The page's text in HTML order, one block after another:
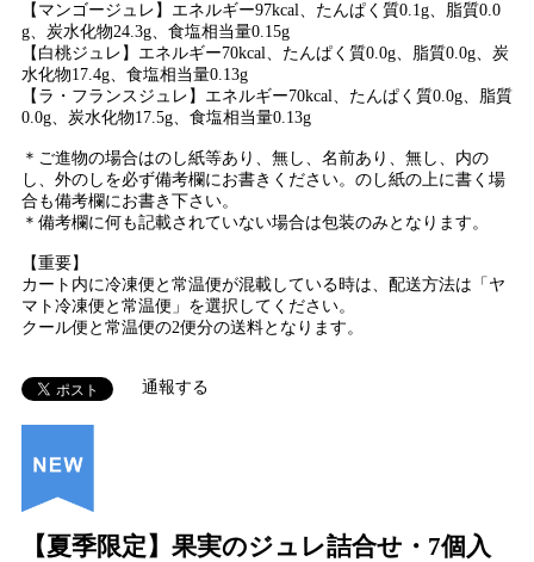
【夏季限定】果実のジュレ詰合せ・7個入
【マンゴージュレ】エネルギー97kcal、たんぱく質0.1g、脂質0.0
g、炭水化物24.3g、食塩相当量0.15g
【白桃ジュレ】エネルギー70kcal、たんぱく質0.0g、脂質0.0g、炭
水化物17.4g、食塩相当量0.13g
【ラ・フランスジュレ】エネルギー70kcal、たんぱく質0.0g、脂質
0.0g、炭水化物17.5g、食塩相当量0.13g
＊ご進物の場合はのし紙等あり、無し、名前あり、無し、内の
し、外のしを必ず備考欄にお書きください。のし紙の上に書く場
合も備考欄にお書き下さい。
＊備考欄に何も記載されていない場合は包装のみとなります。
【重要】
カート内に冷凍便と常温便が混載している時は、配送方法は「ヤ
マト冷凍便と常温便」を選択してください。
クール便と常温便の2便分の送料となります。
通報する